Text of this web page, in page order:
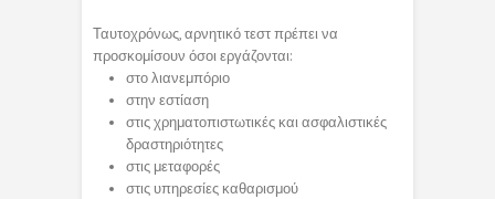
Ταυτοχρόνως, αρνητικό τεστ πρέπει να
προσκομίσουν όσοι εργάζονται:
στο λιανεμπόριο
στην εστίαση
στις χρηματοπιστωτικές και ασφαλιστικές
δραστηριότητες
στις μεταφορές
στις υπηρεσίες καθαρισμού